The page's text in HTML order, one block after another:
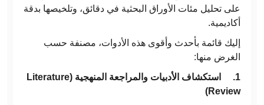
على تحليل مئات الأوراق البحثية في دقائق، وتلخيصها بدقة
أكاديمية.
إليك قائمة بأحدث وأقوى هذه الأدوات، مصنفة حسب
الغرض منها:
1.
استكشاف الأدبيات والمراجعة المنهجية (Literature
Review
)